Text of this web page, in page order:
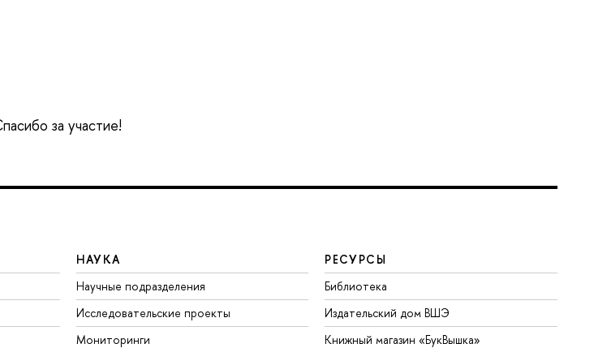
за участие!
НАУКА
Научные подразделения
Исследовательские проекты
Мониторинги
РЕСУРСЫ
Библиотека
Издательский дом ВШЭ
Книжный магазин «БукВышка»